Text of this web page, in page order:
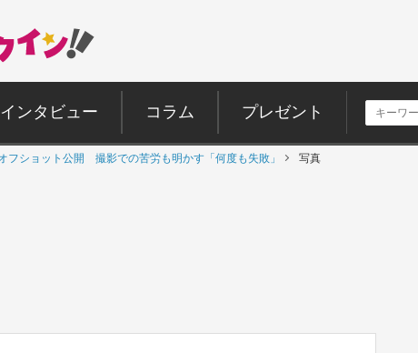
インタビュー コラム プレゼント
フショット公開 撮影での苦労も明かす「何度も失敗」 写真